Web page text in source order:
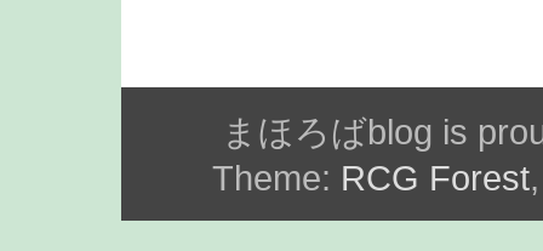
まほろばblog is
Theme: RCG Forest